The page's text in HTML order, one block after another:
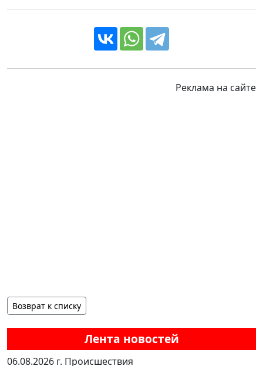
Лента новостей
06.08.2026 г. Происшествия
Реклама на сайте
Возврат к списку